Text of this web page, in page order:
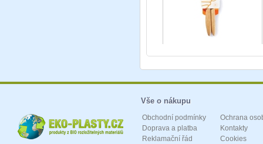
Vše o nákupu
Obchodní podmínky
Doprava a platba
Reklamační řád
Ochrana
Kontakty
Cookies